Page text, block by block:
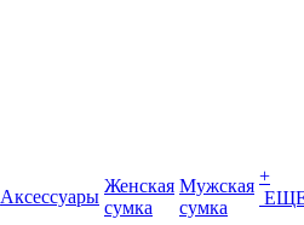
Аксессуары
Женская
сумка
Мужская
сумка
+